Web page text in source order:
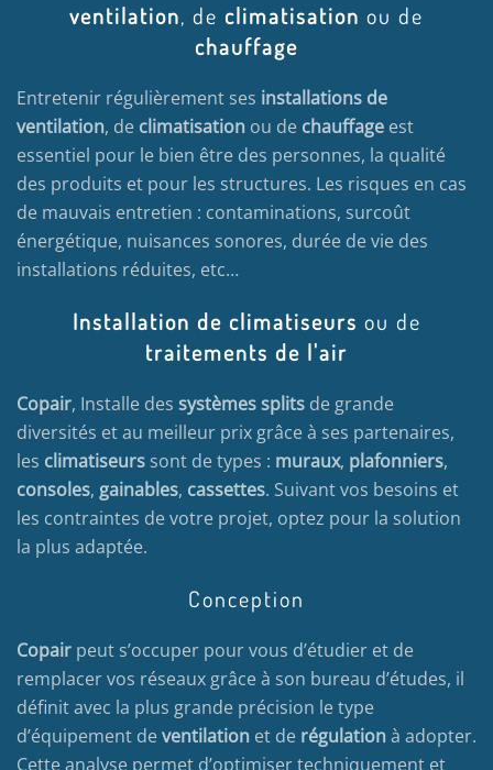
ventilation, de climatisation ou de
chauffage
Entretenir régulièrement ses installations de
ventilation, de climatisation ou de chauffage est
essentiel pour le bien être des personnes, la qualité
des produits et pour les structures. Les risques en cas
de mauvais entretien : contaminations, surcoût
énergétique, nuisances sonores, durée de vie des
installations réduites, etc…
Installation de climatiseurs ou de
traitements de l'air
Copair, Installe des systèmes splits de grande
diversités et au meilleur prix grâce à ses partenaires,
les climatiseurs sont de types : muraux, plafonniers,
consoles, gainables, cassettes. Suivant vos besoins et
les contraintes de votre projet, optez pour la solution
la plus adaptée.
Conception
Copair peut s’occuper pour vous d’étudier et de
remplacer vos réseaux grâce à son bureau d’études, il
définit avec la plus grande précision le type
d’équipement deventilation et de régulationà adopter.
Cette analyse permet d’optimiser techniquement et